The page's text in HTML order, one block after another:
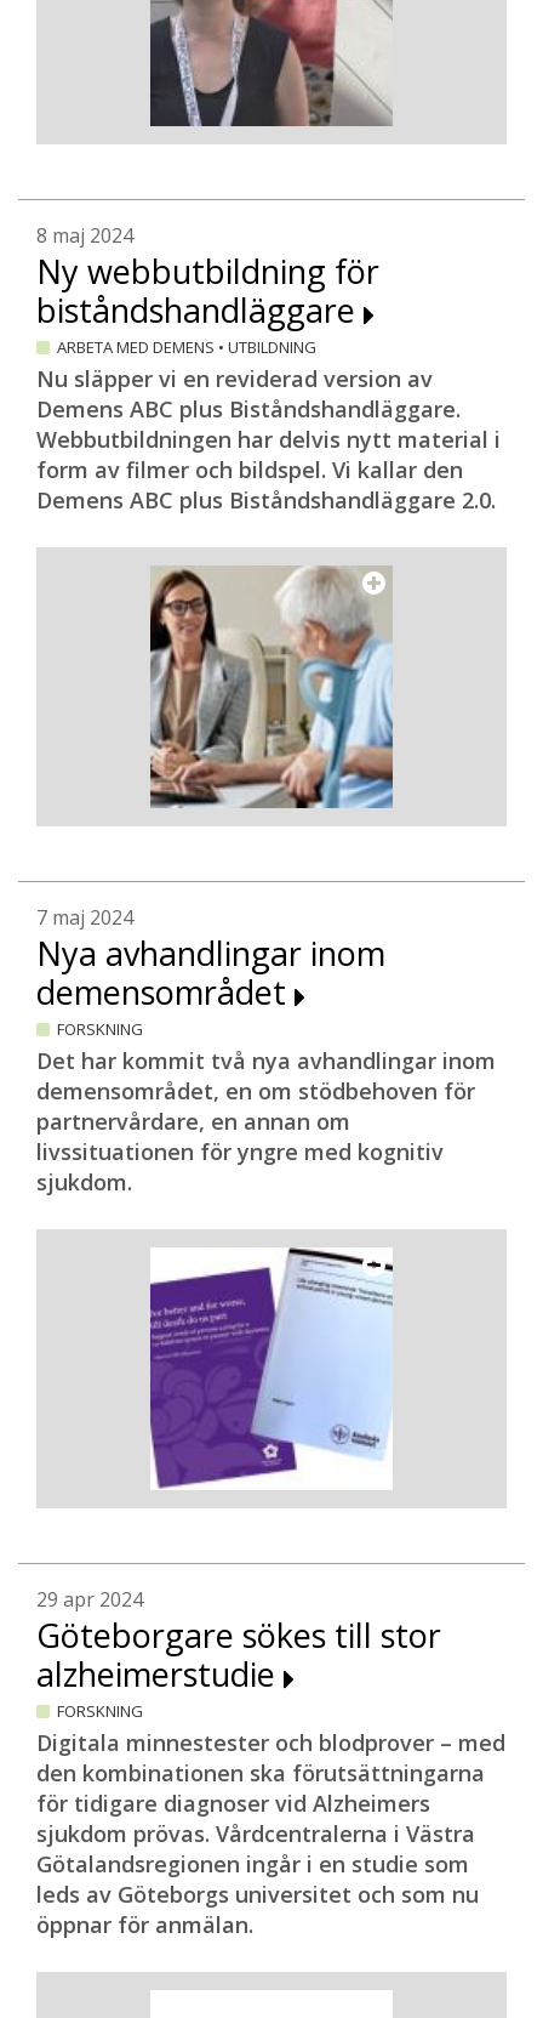
8 maj 2024
Ny webbutbildning för
biståndshandläggare
ARBETA MED DEMENS • UTBILDNING
Nu släpper vi en reviderad version av
Demens ABC plus Biståndshandläggare.
Webbutbildningen har delvis nytt material i
form av filmer och bildspel. Vi kallar den
Demens ABC plus Biståndshandläggare 2.0.
7 maj 2024
Nya avhandlingar inom
demensområdet
FORSKNING
Det har kommit två nya avhandlingar inom
demensområdet, en om stödbehoven för
partnervårdare, en annan om
livssituationen för yngre med kognitiv
sjukdom.
29 apr 2024
Göteborgare sökes till stor
alzheimerstudie
FORSKNING
Digitala minnestester och blodprover – med
den kombinationen ska förutsättningarna
för tidigare diagnoser vid Alzheimers
sjukdom prövas. Vårdcentralerna i Västra
Götalandsregionen ingår i en studie som
leds av Göteborgs universitet och som nu
öppnar för anmälan.